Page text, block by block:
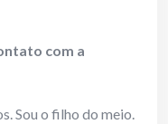
com a
Sou o filho do meio.